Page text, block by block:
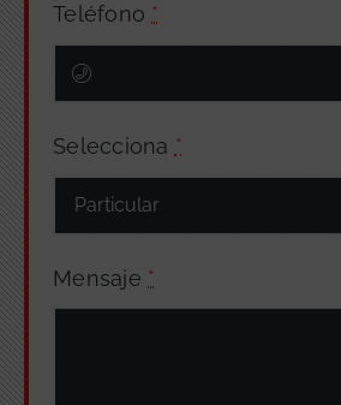
Teléfono *
Selecciona *
Mensaje *